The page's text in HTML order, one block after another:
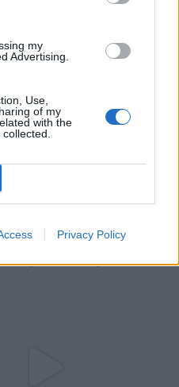
my
Advertising.
Use,
of my
with the
Privacy Policy